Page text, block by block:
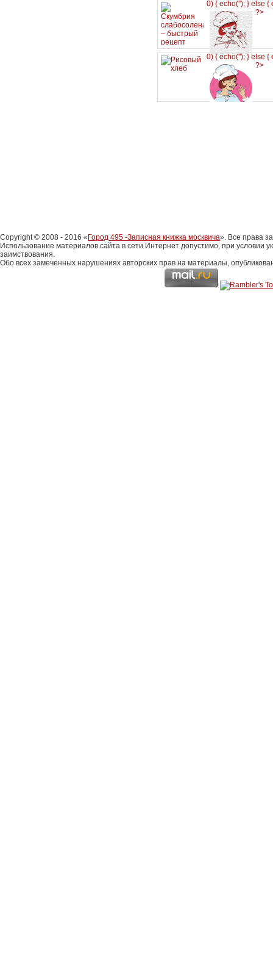
0) { echo(''); } else {
?>
0) { echo(''); } else {
?>
Copyright © 2008 - 2016 « Город 495 -Записная книжка москвича». Все права
Использование материалов сайта в сети Интернет допустимо, при условии
заимствования.
Обо всех замеченных нарушениях авторских прав на материалы,